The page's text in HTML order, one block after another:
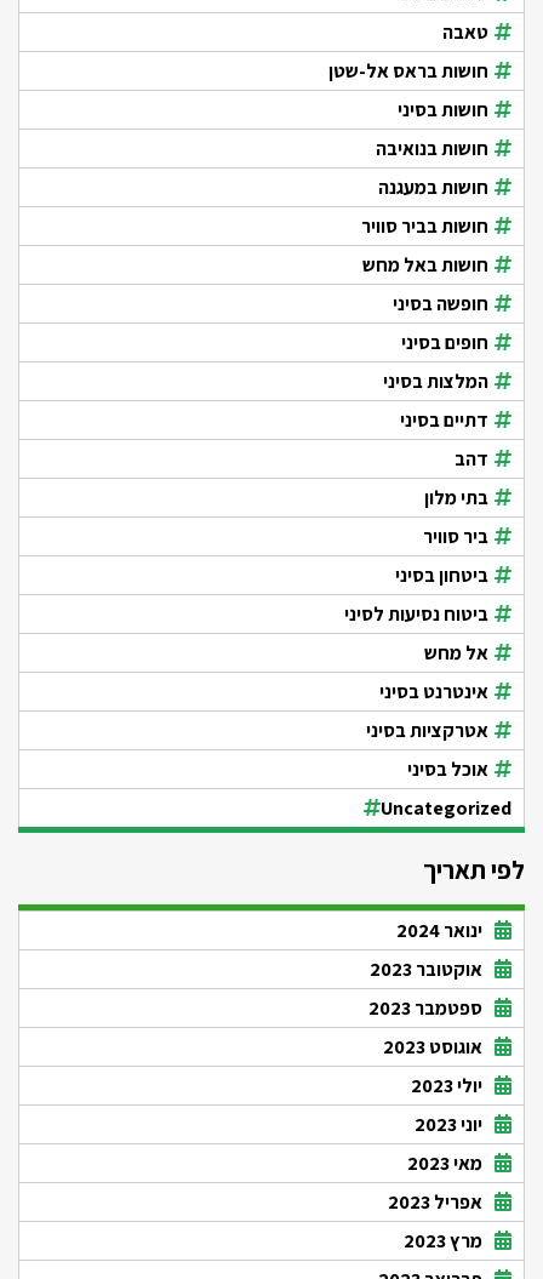
טאבה
חושות בראס אל-שטן
חושות בסיני
חושות בנואיבה
חושות במעגנה
חושות בביר סוויר
חושות באל מחש
חופשה בסיני
חופים בסיני
המלצות בסיני
דתיים בסיני
דהב
בתי מלון
ביר סוויר
ביטחון בסיני
ביטוח נסיעות לסיני
אל מחש
אינטרנט בסיני
אטרקציות בסיני
אוכל בסיני
Uncategorized
לפי תאריך
ינואר 2024
אוקטובר 2023
ספטמבר 2023
אוגוסט 2023
יולי 2023
יוני 2023
מאי 2023
אפריל 2023
מרץ 2023